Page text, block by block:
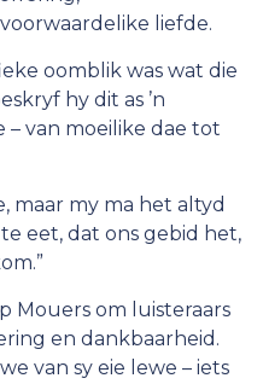
liefde.
oomblik was wat die
hy dit as ’n
van moeilike dae tot
maar my ma het altyd
eet, dat ons gebid het,
Mouers om luisteraars
en dankbaarheid.
van sy eie lewe – iets